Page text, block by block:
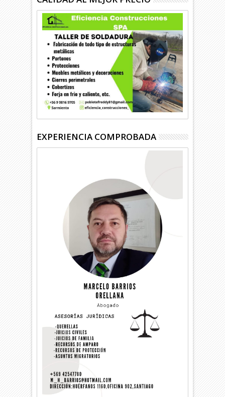
EXPERIENCIA COMPROBADA